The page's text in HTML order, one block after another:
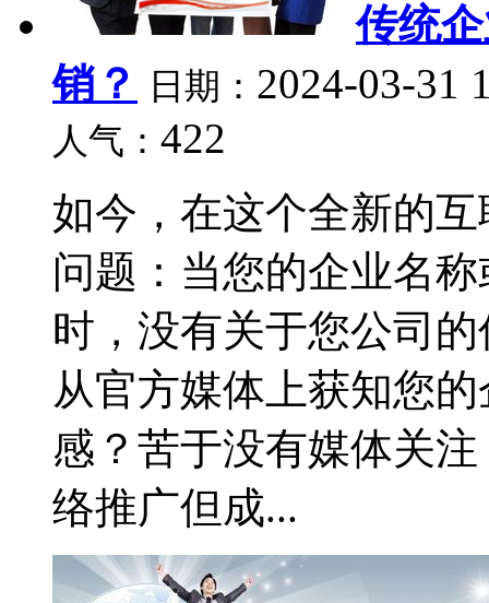
传统
销？
日期： 2024-03-31
人气： 422
如今，在这个全新的
问题：当您的企业名
时，没有关于您公司
从官方媒体上获知您
感？苦于没有媒体关
络推广但成...